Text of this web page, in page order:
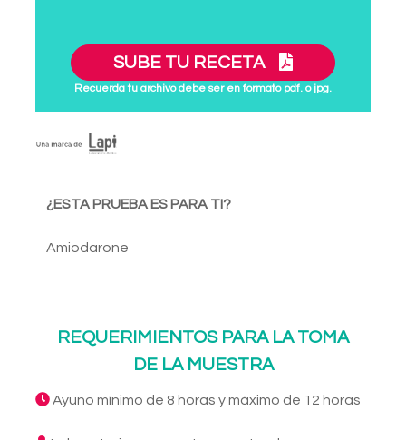
SUBE TU RECETA
Recuerda tu archivo debe ser en formato pdf. o jpg.
¿ESTA PRUEBA ES PARA TI?
Amiodarone
REQUERIMIENTOS PARA LA TOMA
DE LA MUESTRA
Ayuno mínimo de 8 horas y máximo de 12 horas